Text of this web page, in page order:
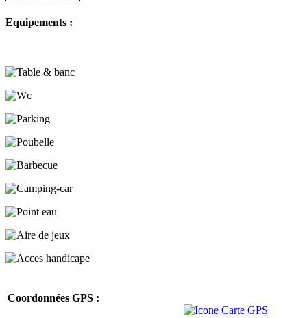
Equipements :
Coordonnées GPS :